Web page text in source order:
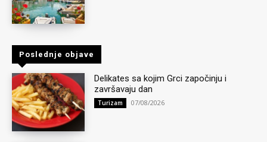
Poslednje objave
Delikates sa kojim Grci započinju i
završavaju dan
Turizam 07/08/2026